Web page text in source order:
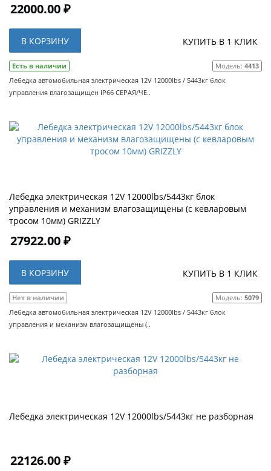
22000.00 ₽
В КОРЗИНУ КУПИТЬ В 1 КЛИК
Есть в наличии Модель: 4413
Лебедка автомобильная электрическая 12V 12000lbs / 5443кг блок
управления влагозащищен IP66 СЕРАЯ/ЧЕ..
Лебедка электрическая 12V 12000lbs/5443кг блок
управления и механизм влагозащищены (с кевларовым
тросом 10мм) GRIZZLY
27922.00 ₽
В КОРЗИНУ КУПИТЬ В 1 КЛИК
Нет в наличии Модель: 5079
Лебедка автомобильная электрическая 12V 12000lbs / 5443кг блок
управления и механизм влагозащищены (..
Лебедка электрическая 12V 12000lbs/5443кг не разборная
22126.00 ₽